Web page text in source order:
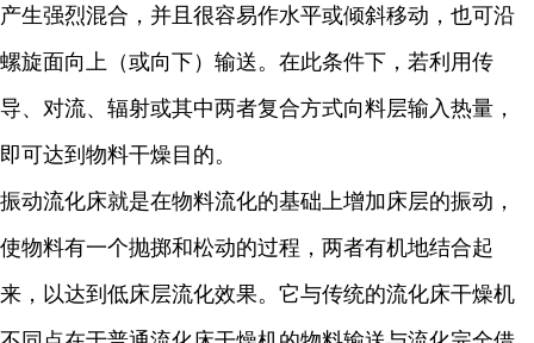
产生强烈混合，并且很容易作水平或倾斜移动，也可沿
螺旋面向上（或向下）输送。在此条件下，若利用传
导、对流、辐射或其中两者复合方式向料层输入热量，
即可达到物料干燥目的。
振动流化床就是在物料流化的基础上增加床层的振动，
使物料有一个抛掷和松动的过程，两者有机地结合起
来，以达到低床层流化效果。它与传统的流化床干燥机